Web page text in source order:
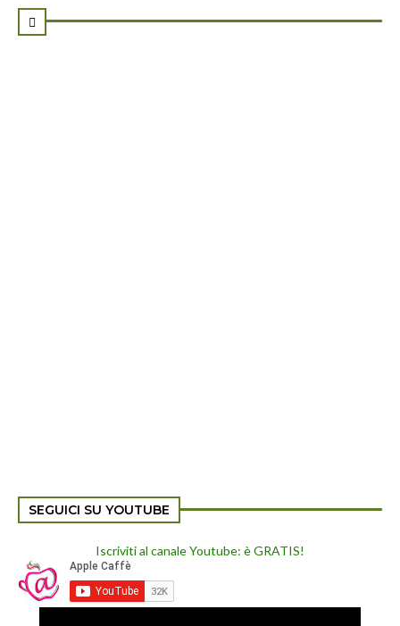

SEGUICI SU YOUTUBE
Iscriviti al canale Youtube: è GRATIS!